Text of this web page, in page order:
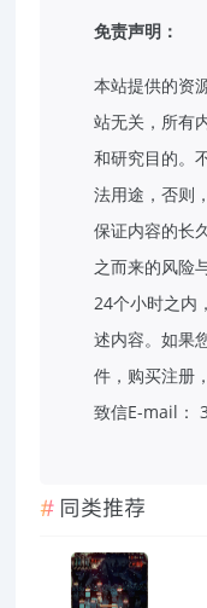
免责声明：
本站提供的资
站无关，所有
和研究目的。
法用途，否则
保证内容的长
之而来的风险
24个小时之内
述内容。如果
件，购买注册
致信E-mail：
同类推荐